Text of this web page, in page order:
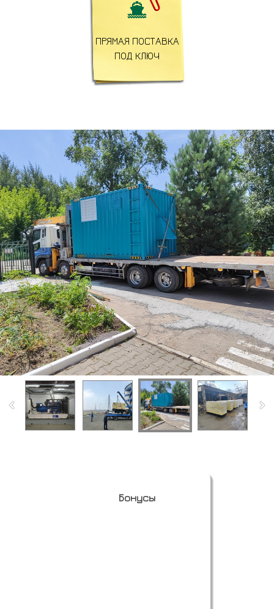

ПРЯМАЯ ПОСТАВКА
ПОД КЛЮЧ
Бонусы